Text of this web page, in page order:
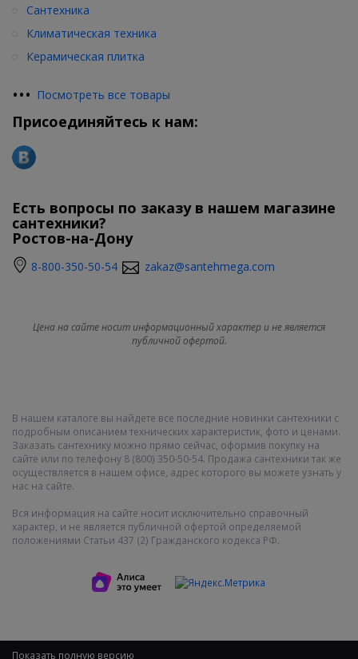
Сантехника
Климатическая техника
Керамическая плитка
••• Посмотреть все товары
Присоединяйтесь к нам:
Есть вопросы по заказу в нашем магазине
сантехники?
Ростов-на-Дону
8-800-350-50-54 zakaz@santehmega.com
Цена на сайте носит информационный характер и не является
публичной офертой.
В нашем каталоге вы найдете все последние новинки сантехники с
подробным описанием технических характеристик, фото и ценами.
Заказать сантехнику можно прямо сейчас, оформив покупку на
сайте или по телефону 8 (800) 350-50-54. Продажа сантехники так же
осуществляется в нашем офисе, адрес которого вы можете узнать у
нас на сайте.
Вся информация на сайте носит исключительно справочный
характер, и не является публичной офертой определяемой
положениями Статьи 437 (2) Гражданского кодекса РФ.
Показать полную версию